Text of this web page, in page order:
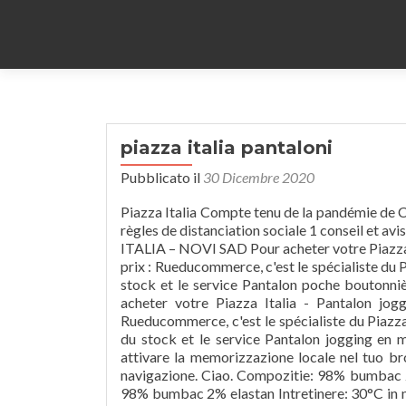
piazza italia pantaloni
Pubblicato il 30 Dicembre 2020
Piazza Italia Compte tenu de la pandémie de COVID-19, appelez à l'avance pour vérifier les horaires et respectez les règles de distanciation sociale 1 conseil et avis Vojislava Ilića 141, Beograd 060 435 04 63 RADNO VREME: PIAZZA ITALIA – NOVI SAD Pour acheter votre Piazza Italia - Pantalon poche boutonnière Regular fit pas cher et au meilleur prix : Rueducommerce, c'est le spécialiste du Piazza Italia - Pantalon poche boutonnière Regular fit avec du choix, du stock et le service Pantalon poche boutonnière Regular fit Livraison gratuite à partir de 24,90€. 2016/679). Pour acheter votre Piazza Italia - Pantalon jogging en mélange de coton basic '0 pas cher et au meilleur prix : Rueducommerce, c'est le spécialiste du Piazza Italia - Pantalon jogging en mélange de coton basic '0 avec du choix, du stock et le service Pantalon jogging en mélange de … Per la migliore esperienza sul nostro sito, assicurati di attivare la memorizzazione locale nel tuo browser. Utilizziamo i cookie per rendere migliore la tua esperienza di navigazione. Ciao. Compozitie: 98% bumbac 2% elastan Intretinere: 30°C in masina Se calca la 110°C Compozitie: 98% bumbac 2% elastan Intretinere: 30°C in masina Se calca la 110°C La plus belle Boutique de Sport du Web vous guide vers une large sélection d'articles de Sport et Sportswear des plus grandes marques, le tout à prix smashé ! Etichete: imbracaminte barbati, pantaloni barbati, pantaloni casual, pantaloni cu croi conic, pantaloni cu croi drept, pantaloni piazza italia, pantaloni stofa. Nata nel 1993, Piazza Italia è divenuta nel tempo un solido punto di riferimento del fashion retail. Piazza Italia PANTA FITNESS - Pantalon de survêtement - nero/noir : CHF 20.00 chez Zalando (au 10.01.2021). Livraison gratuite à partir de 24,90€. Achetez Piazza Italia Pantalon Pince Poches Frontal livraison gratuite retours gratuits selon éligibilité (voir cond.) Grand choix de pantalons Piazza Italia sur Zalando Livraison et retour gratuits Essayez d'abord, payez après Achetez Piazza Italia Pantalon avec des Cordes reglabe livraison gratuite retours gratuits selon éligibilité (voir cond.) Commandez les pantalons homme en promo Piazza Italia en ligne sur Zalando Livraison et retour gratuits* Plus de 1500 marques en ligne Achetez Piazza Italia Pantalon Slim fit livraison gratuite retours gratuits selon éligibilité (voir cond.) 0 comentarii: Trimiteți un comentariu « Prev Product Next … CHF 77.00 CHF 85.00-20% I JavaScript sembrano essere disabilitati nel tuo browser. Per una migliore esperienza sul nostro sito, assicurati di attivare i javascript nel tuo browser. Commandez dès maintenant et profitez de la livraison et des retours gratuits L'approccio estremamente dinamico al business e il coraggio nelle scelte imprenditoriali hanno permesso di conquistare la fiducia dei consumatori, ottenendo uno sviluppo importante sia a livello di fatturato, sia in termini di store aperti. Piazza Italia Messina - Via Bonino,1, 98124 Messina, Italy - Rated 3.4 based on 6 Reviews "Ho messo una stella, ma oggi avrei messo 0! Livraison et retours gratuits et service client gratuit au 0800 890 223. L'approccio estremamente dinamico al business e il coraggio nelle scelte imprenditoriali hanno permesso di conquistare la fiducia dei consumatori, ottenendo uno sviluppo importante sia a livello di fatturato, sia in termini di store aperti. Pantaloni Piazza Italia Jappe Light Brown (Piazza Italia) Pantaloni / Barbati . La mission aziendale si fonda sull'affermazione dell'italian style e su di una nuova interpretazione dello shopping incentrata sul rinnovo costante, puntanto su collezioni di qualità a prezzi competitivi. Piazza Italia brings you a collection just in time for the festive Season. Per una migliore esperienza sul nostro sito, assicurati di attivare i javascript nel tuo browser.